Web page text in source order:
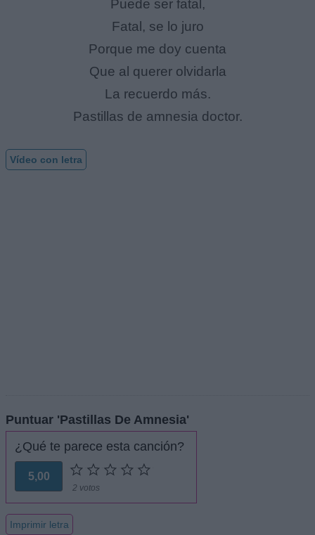
Puede ser fatal,
Fatal, se lo juro
Porque me doy cuenta
Que al querer olvidarla
La recuerdo más.
Pastillas de amnesia doctor.
Vídeo con letra
Puntuar 'Pastillas De Amnesia'
¿Qué te parece esta canción?
5,00
2 votos
Imprimir letra